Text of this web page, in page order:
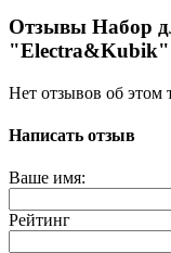
Отзывы Набор
"Electra&Kubik"
Нет отзывов об этом
Написать отзыв
Ваше имя:
Рейтинг